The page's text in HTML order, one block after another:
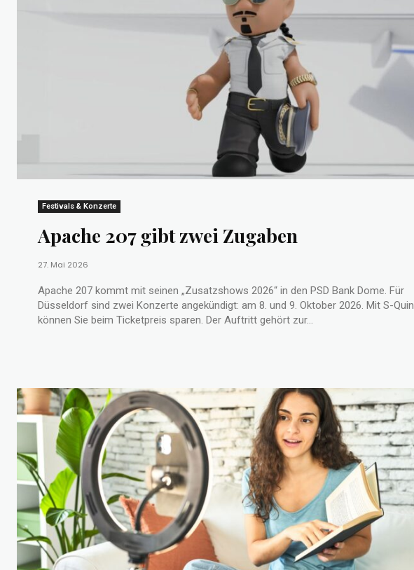
Festivals & Konzerte
Apache 207 gibt zwei Zugaben
27. Mai 2026
Apache 207 kommt mit seinen „Zusatzshows 2026“ in den PSD Bank Dome. Für
Düsseldorf sind zwei Konzerte angekündigt: am 8. und 9. Oktober 2026. Mit S-Quin
können Sie beim Ticketpreis sparen. Der Auftritt gehört zur...